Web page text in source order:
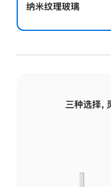
纳米纹理玻璃
三种选择，